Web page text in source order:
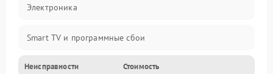
Электроника
Smart TV и программные сбои
Питание и запуск
Неисправности Стоимость